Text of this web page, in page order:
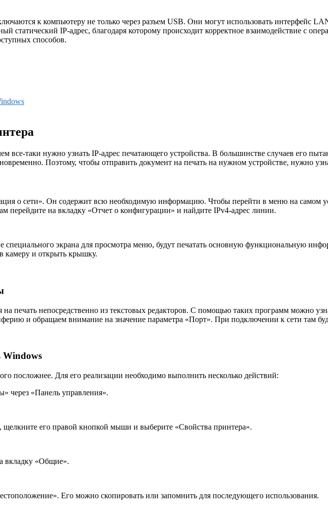
к компьютеру не только через разъем USB. Они могут использовать интерфейс
статический IP-адрес, благодаря которому происходит корректное взаимодействие с
способов.
все-таки нужно узнать IP-адрес печатающего устройства. В большинстве случаев его
Поэтому, чтобы отправить документ на печать на нужном устройстве, нужно
о сети». Он содержит всю необходимую информацию. Чтобы перейти в меню на самом
перейдите на вкладку «Отчет о конфигурации» и найдите IPv4-адрес линии.
экрана для просмотра меню, будут печатать основную функциональную
камеру и открыть крышку.
печать непосредственно из текстовых редакторов. С помощью таких программ можно
и обращаем внимание на значение параметра «Порт». При подключении к сети там
Windows
посложнее. Для его реализации необходимо выполнить несколько действий:
через «Панель управления».
щелкните его правой кнопкой мыши и выберите «Свойства принтера».
вкладку «Общие».
Его можно скопировать или запомнить для последующего использования.